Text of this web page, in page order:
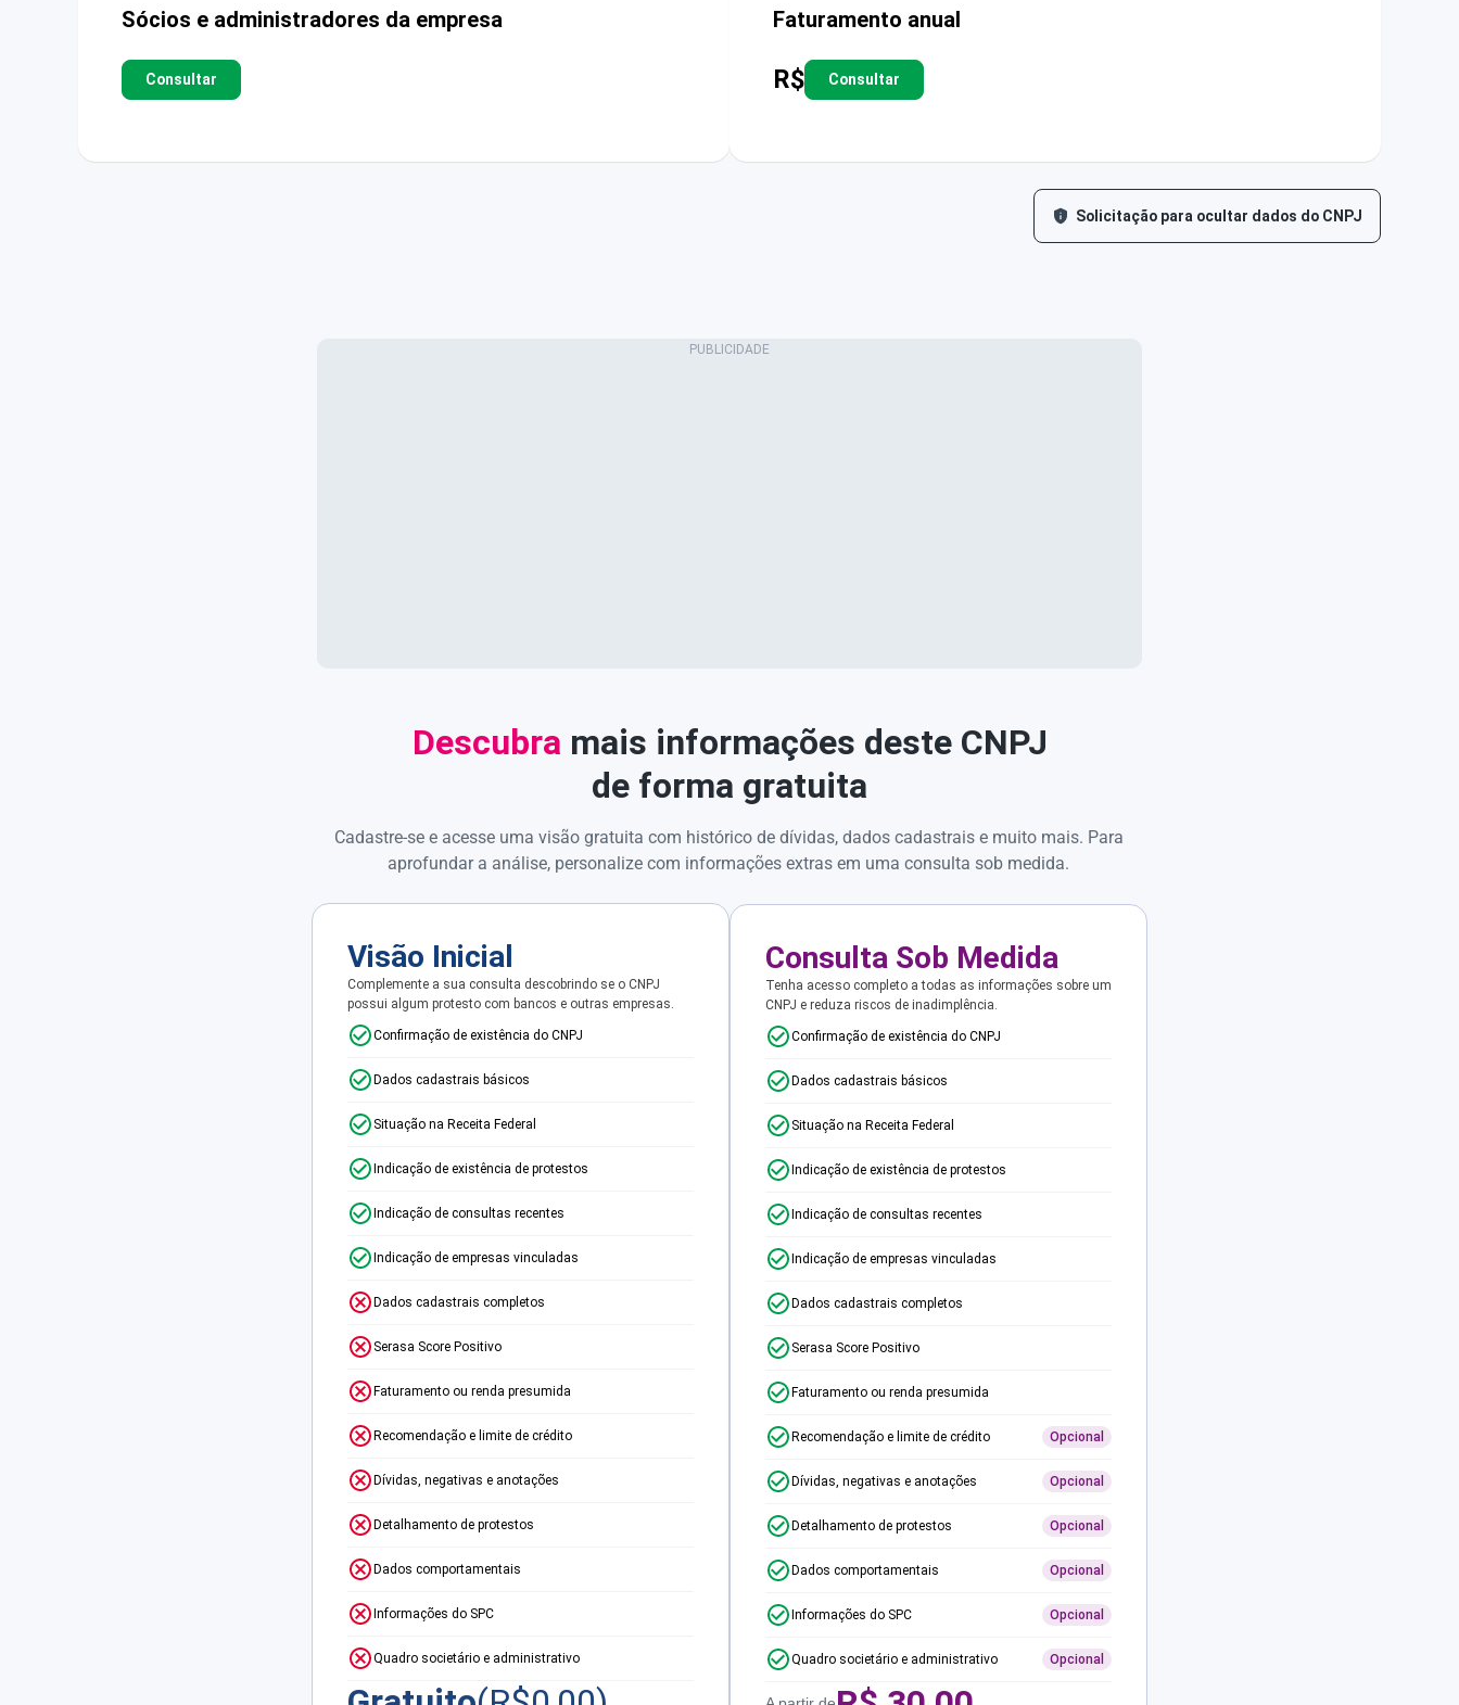
Sócios e administradores da empresa
Consultar
Faturamento anual
R$ Consultar
Solicitação para ocultar dados do CNPJ
Descubra mais informações deste CNPJ
de forma gratuita
Cadastre-se e acesse uma visão gratuita com histórico de dívidas, dados cadastrais e muito mais. Para
aprofundar a análise, personalize com informações extras em uma consulta sob medida.
Visão Inicial
Complemente a sua consulta descobrindo se o CNPJ
possui algum protesto com bancos e outras empresas.
Confirmação de existência do CNPJ
Dados cadastrais básicos
Situação na Receita Federal
Indicação de existência de protestos
Indicação de consultas recentes
Indicação de empresas vinculadas
Dados cadastrais completos
Serasa Score Positivo
Faturamento ou renda presumida
Recomendação e limite de crédito
Dívidas, negativas e anotações
Detalhamento de protestos
Dados comportamentais
Informações do SPC
Quadro societário e administrativo
Consulta Sob Medida
Tenha acesso completo a todas as informações sobre um
CNPJ e reduza riscos de inadimplência.
Confirmação de existência do CNPJ
Dados cadastrais básicos
Situação na Receita Federal
Indicação de existência de protestos
Indicação de consultas recentes
Indicação de empresas vinculadas
Dados cadastrais completos
Serasa Score Positivo
Faturamento ou renda presumida
Recomendação e limite de crédito Opcional
Dívidas, negativas e anotações Opcional
Detalhamento de protestos Opcional
Dados comportamentais Opcional
Informações do SPC Opcional
Quadro societário e administrativo Opcional